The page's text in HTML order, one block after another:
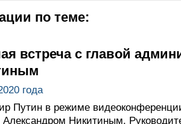
по теме:
встреча с главой
года
Путин в режиме
Александром Никитиным.